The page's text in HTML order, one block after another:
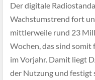
Der digitale
Wachstumstrend fort
mittlerweile rund 23
Wochen, das sind
im Vorjahr. Damit liegt
der Nutzung und festigt